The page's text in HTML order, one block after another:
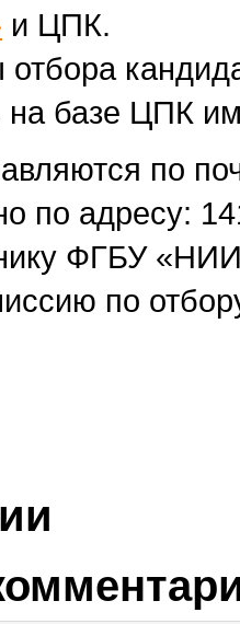
и ЦПК.
отбора
на базе ЦПК
по
по адресу:
ФГБУ
по